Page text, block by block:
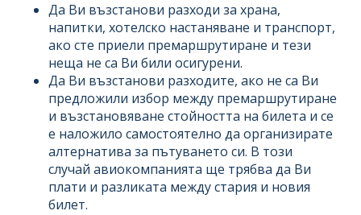
Да Ви възстанови разходи за храна,
напитки, хотелско настаняване и транспорт,
ако сте приели премаршрутиране и тези
неща не са Ви били осигурени.
Да Ви възстанови разходите, ако не са Ви
предложили избор между премаршрутиране
и възстановяване стойността на билета и се
е наложило самостоятелно да организирате
алтернатива за пътуването си. В този
случай авиокомпанията ще трябва да Ви
плати и разликата между стария и новия
билет.